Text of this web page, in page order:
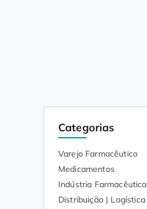
Categorias
Varejo Farmacêutico
Medicamentos
Indústria Farmacêutica
Distribuição | Logística